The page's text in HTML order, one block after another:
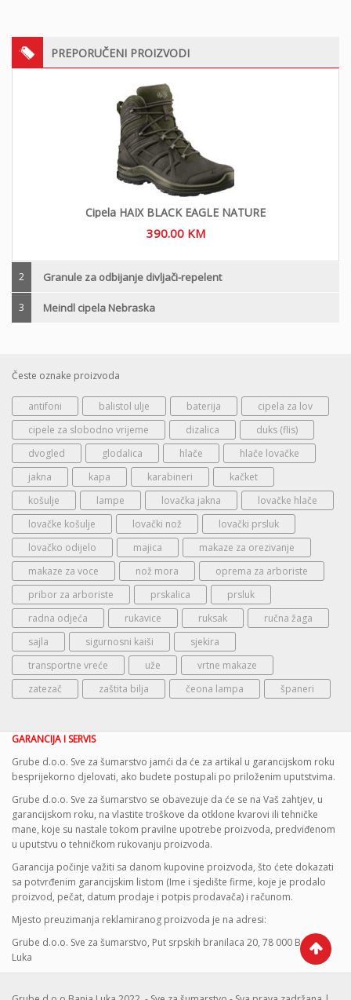
PREPORUČENI PROIZVODI
Cipela HAIX BLACK EAGLE NATURE
390.00 KM
2 Granule za odbijanje divljači-repelent
3 Meindl cipela Nebraska
Česte oznake proizvoda
antifoni balistol ulje baterija
cipela za lov
cipele za slobodno vrijeme
dizalica
duks (flis)
dvogled
glodalica hlače
hlače lovačke
jakna
kapa karabineri
kačket
košulje
lampe lovačka jakna
lovačke hlače
lovačke košulje
lovački nož
lovački prsluk
lovačko odijelo
majica
makaze za orezivanje
makaze za voce
nož mora
oprema za arboriste
pribor za arboriste
prskalica
prsluk
radna odjeća
rukavice ruksak
ručna žaga
sajla
sigurnosni kaiši
sjekira
transportne vreće
uže
vrtne makaze
zatezač
zaštita bilja čeona lampa španeri
GARANCIJA I SERVIS
Grube d.o.o. Sve za šumarstvo jamći da će za artikal u garancijskom roku
besprijekorno djelovati, ako budete postupali po priloženim uputstvima.
Grube d.o.o. Sve za šumarstvo se obavezuje da će se na Vaš zahtjev, u
garancijskom roku, na vlastite troškove da otklone kvarovi ili tehničke
mane, koje su nastale tokom pravilne upotrebe proizvoda, predviđenom
u uputstvu o tehničkom rukovanju proizvoda.
Garancija počinje važiti sa danom kupovine proizvoda, što ćete dokazati
sa potvrđenim garancijskim listom (Ime i sjedište firme, koje je prodalo
proizvod, pečat, datum prodaje i potpis prodavača) i računom.
Mjesto preuzimanja reklamiranog proizvoda je na adresi:
Grube d.o.o. Sve za šumarstvo, Put srpskih branilaca 20, 78 000 Banja
Luka